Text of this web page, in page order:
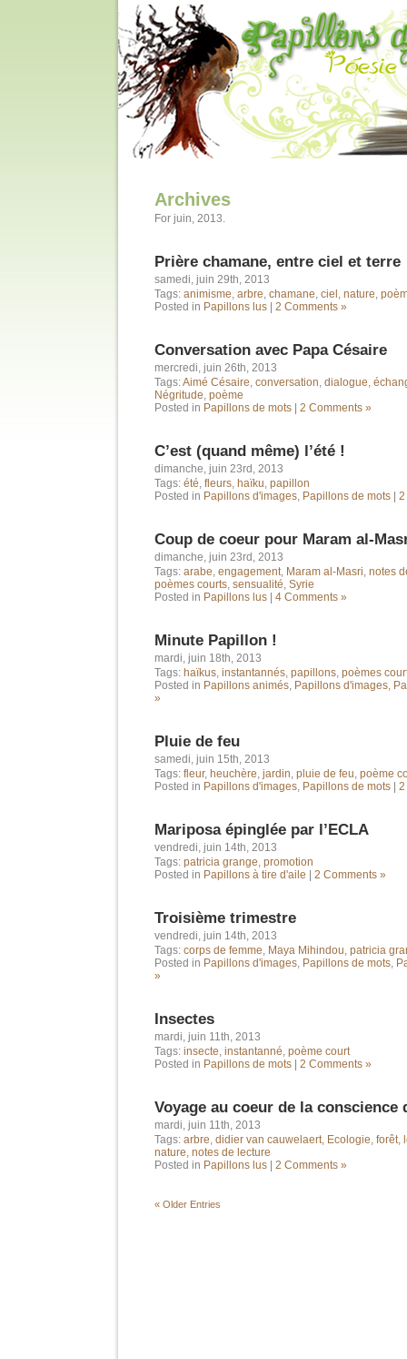
Archives
For juin, 2013.
Prière chamane, entre ciel et terre
samedi, juin 29th, 2013
Tags: animisme, arbre, chamane, ciel , nature,
Posted in Papillons lus 2 Comments »
Conversation avec Papa Césaire
mercredi, juin 26th, 2013
Tags:Aimé Césaire, conversation, dialogue,
Négritude, poème
Posted in Papillons de mots 2 Comments »
C’est (quand même) l’été !
dimanche, juin 23rd, 2013
Tags: été, fleurs, haïku, papillon
Posted in Papillons d'images, Papillons de mots 2
Coup de coeur pour Maram al-
dimanche, juin 23rd, 2013
Tags: arabe, engagement, Maram al-Masri, notes
poèmes courts, sensualité, Syrie
Posted in Papillons lus 4 Comments »
Minute Papillon !
mardi, juin 18th, 2013
Tags: haïkus, instantannés, papillons, poèmes
Posted in Papillons animés, Papillons d'images,
»
Pluie de feu
samedi, juin 15th, 2013
Tags: fleur, heuchère, jardin, pluie de feu, poème
Posted in Papillons d'images, Papillons de mots 2
Mariposa épinglée par l’ECLA
vendredi, juin 14th, 2013
Tags: patricia grange, promotion
Posted in Papillons à tire d'aile 2 Comments »
Troisième trimestre
vendredi, juin 14th, 2013
Tags: corps de femme, Maya Mihindou, patricia
Posted in Papillons d'images, Papillons de mots,
»
Insectes
mardi, juin 11th, 2013
Tags: insecte, instantanné, poème court
Posted in Papillons de mots 2 Comments »
Voyage au coeur de la conscience
mardi, juin 11th, 2013
Tags: arbre, didier van cauwelaert, Ecologie, forêt,
nature, notes de lecture
Posted in Papillons lus 2 Comments »
« Older Entries